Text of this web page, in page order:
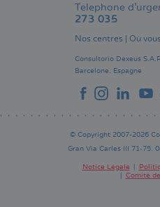
Telephone
273 035
Nos centres Où
Consultorio Dexeus
Barcelone. Espagne
© Copyright 2007-2026
Gran Via Carles III 71-75.
Notice Légale
Comité